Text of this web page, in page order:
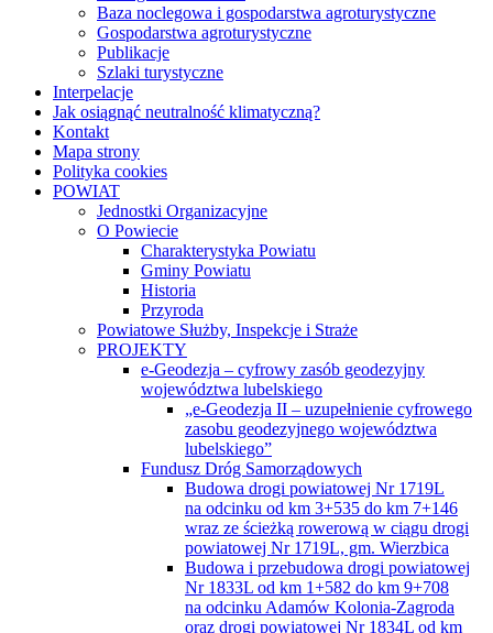
Baza noclegowa i gospodarstwa agroturystyczne
Gospodarstwa agroturystyczne
Publikacje
Szlaki turystyczne
Interpelacje
Jak osiągnąć neutralność klimatyczną?
Kontakt
Mapa strony
Polityka cookies
POWIAT
Jednostki Organizacyjne
O Powiecie
Charakterystyka Powiatu
Gminy Powiatu
Historia
Przyroda
Powiatowe Służby, Inspekcje i Straże
PROJEKTY
e-Geodezja – cyfrowy zasób geodezyjny
województwa lubelskiego
„e-Geodezja II – uzupełnienie cyfrowego
zasobu geodezyjnego województwa
lubelskiego”
Fundusz Dróg Samorządowych
Budowa drogi powiatowej Nr 1719L
na odcinku od km 3+535 do km 7+146
wraz ze ścieżką rowerową w ciągu drogi
powiatowej Nr 1719L, gm. Wierzbica
Budowa i przebudowa drogi powiatowej
Nr 1833L od km 1+582 do km 9+708
na odcinku Adamów Kolonia-Zagroda
oraz drogi powiatowej Nr 1834L od km